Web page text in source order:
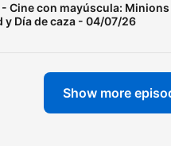
Cine con mayúscula:
y Día de caza - 04/07/26
Show more